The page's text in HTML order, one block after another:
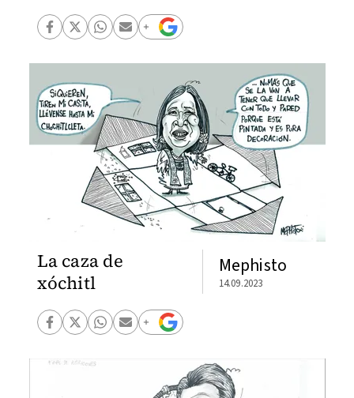
La caza de
xóchitl
Mephisto
14.09.2023